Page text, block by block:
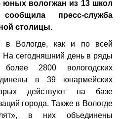
юных вологжан из 13 школ
пресс-служба
столицы.
в Вологде, как и по всей
На сегодняшний день в ряды
2800 вологодских
в 39 юнармейских
действуют на базе
города. Также в Вологде
в них объединены